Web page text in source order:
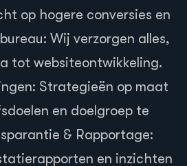
op hogere conversies en
Wij verzorgen alles,
tot websiteontwikkeling.
Strategieën op maat
en doelgroep te
& Rapportage:
en inzichten